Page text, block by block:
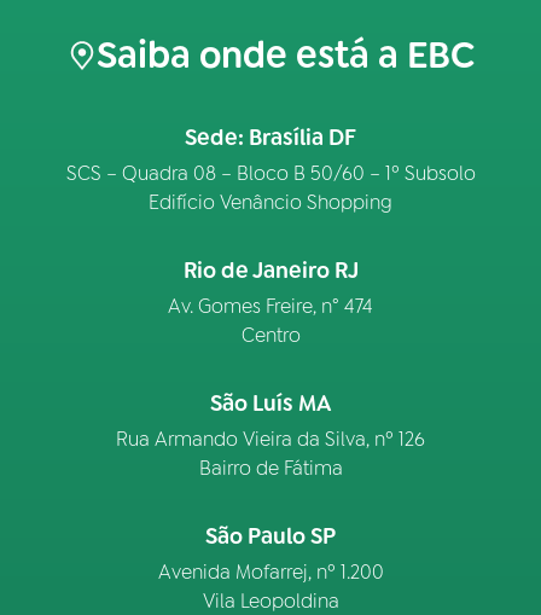
Saiba onde está a EBC
Sede: Brasília DF
SCS – Quadra 08 – Bloco B 50/60 – 1º Subsolo
Edifício Venâncio Shopping
Rio de Janeiro RJ
Av. Gomes Freire, n° 474
Centro
São Luís MA
Rua Armando Vieira da Silva, nº 126
Bairro de Fátima
São Paulo SP
Avenida Mofarrej, nº 1.200
Vila Leopoldina